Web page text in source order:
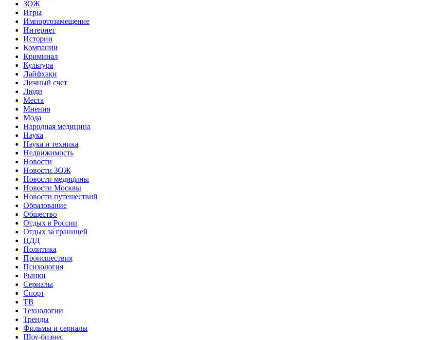
ЗОЖ
Игры
Импортозамещение
Интернет
Истории
Компании
Криминал
Культура
Лайфхаки
Личный счет
Люди
Места
Мнения
Мода
Народная медицина
Наука
Наука и техника
Недвижимость
Новости
Новости ЗОЖ
Новости медицины
Новости Москвы
Новости путешествий
Образование
Общество
Отдых в России
Отдых за границей
ПДД
Политика
Происшествия
Психология
Рынки
Сериалы
Спорт
ТВ
Технологии
Тренды
Фильмы и сериалы
Шоу-бизнес